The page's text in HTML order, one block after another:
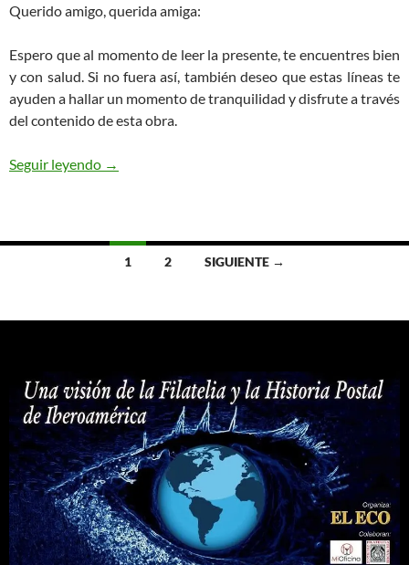
Querido amigo, querida amiga:
Espero que al momento de leer la presente, te encuentres bien
y con salud. Si no fuera así, también deseo que estas líneas te
ayuden a hallar un momento de tranquilidad y disfrute a través
del contenido de esta obra.
Seguir leyendo La carta en el Imperio Español en el Archivo de
→
las
1 2 SIGUIENTE →